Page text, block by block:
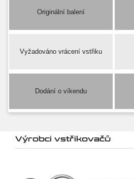
Originální balení
Vyžadováno vrácení vstřiku
Dodání o víkendu
Výrobci vstřikovačů